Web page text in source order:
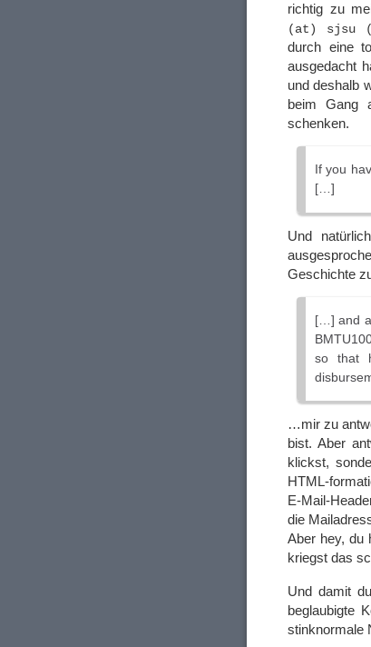
richtig zu
(at) sjsu
durch eine
ausgedacht
und deshalb
beim Gang
schenken.
If you
[…]
Und
Geschichte
[…] and
so that
…mir zu
bist. Aber
klickst,
HTML-
E-Mail-
die
Aber hey, du
kriegst das
Und damit
beglaubigte
stinknormale